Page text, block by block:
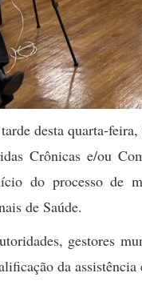
desta quarta-
Crônicas e/ou
do processo de
de Saúde.
gestores
da